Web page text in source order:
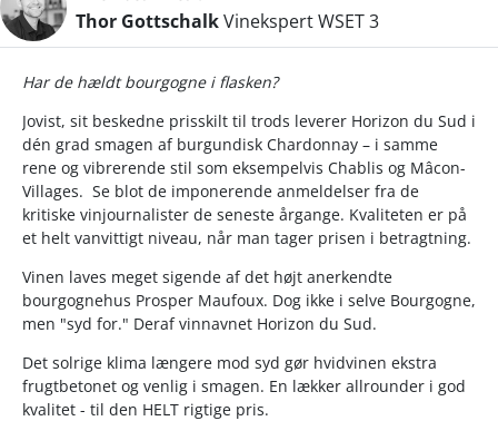
Thor GottschalkVinekspert WSET 3
Har de hældt bourgogne i flasken?
Jovist, sit beskedne prisskilt til trods leverer Horizon du Sud i
dén grad smagen af burgundisk Chardonnay – i samme
rene og vibrerende stil som eksempelvis Chablis og Mâcon-
Villages. Se blot de imponerende anmeldelser fra de
kritiske vinjournalister de seneste årgange. Kvaliteten er på
et helt vanvittigt niveau, når man tager prisen i betragtning.
Vinen laves meget sigende af det højt anerkendte
bourgognehus Prosper Maufoux. Dog ikke i selve Bourgogne,
men "syd for." Deraf vinnavnet Horizon du Sud.
Det solrige klima længere mod syd gør hvidvinen ekstra
frugtbetonet og venlig i smagen. En lækker allrounder i god
kvalitet - til den HELT rigtige pris.